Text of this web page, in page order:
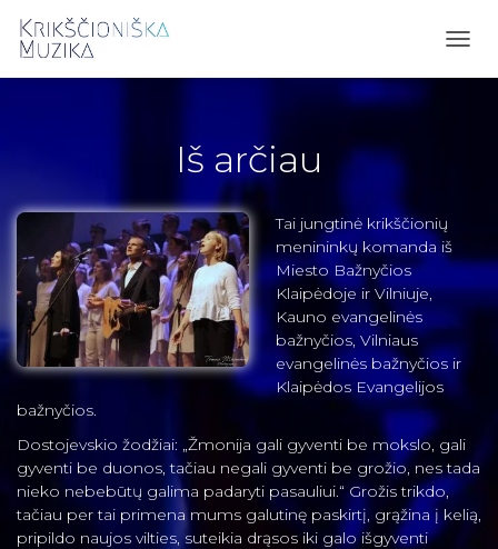
Iš arčiau
Tai jungtinė krikščionių
menininkų komanda iš
Miesto Bažnyčios
Klaipėdoje ir Vilniuje,
Kauno evangelinės
bažnyčios, Vilniaus
evangelinės bažnyčios ir
Klaipėdos Evangelijos
bažnyčios.
Dostojevskio žodžiai: „Žmonija gali gyventi be mokslo, gali
gyventi be duonos, tačiau negali gyventi be grožio, nes tada
nieko nebebūtų galima padaryti pasauliui.“ Grožis trikdo,
tačiau per tai primena mums galutinę paskirtį, grąžina į kelią,
pripildo naujos vilties, suteikia drąsos iki galo išgyventi